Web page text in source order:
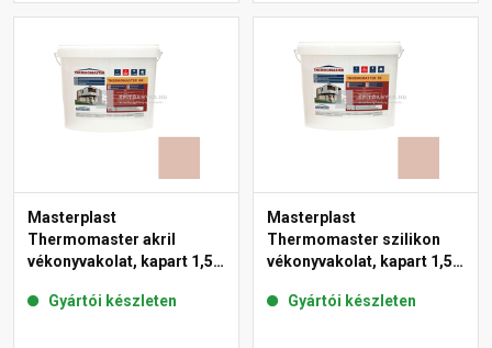
Masterplast
Thermomaster akril
vékonyvakolat, kapart 1,5
Gyártói készleten
Masterplast
Thermomaster szilikon
vékonyvakolat, kapart 1,5
Gyártói készleten